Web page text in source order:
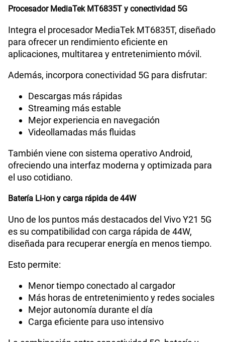
Procesador MediaTek MT6835T y conectividad 5G
Integra el procesador MediaTek MT6835T, diseñado
para ofrecer un rendimiento eficiente en
aplicaciones, multitarea y entretenimiento móvil.
Además, incorpora conectividad 5G para disfrutar:
Descargas más rápidas
Streaming más estable
Mejor experiencia en navegación
Videollamadas más fluidas
También viene con sistema operativo Android,
ofreciendo una interfaz moderna y optimizada para
el uso cotidiano.
Batería Li-ion y carga rápida de 44W
Uno de los puntos más destacados del Vivo Y21 5G
es su compatibilidad con carga rápida de 44W,
diseñada para recuperar energía en menos tiempo.
Esto permite:
Menor tiempo conectado al cargador
Más horas de entretenimiento y redes sociales
Mejor autonomía durante el día
Carga eficiente para uso intensivo